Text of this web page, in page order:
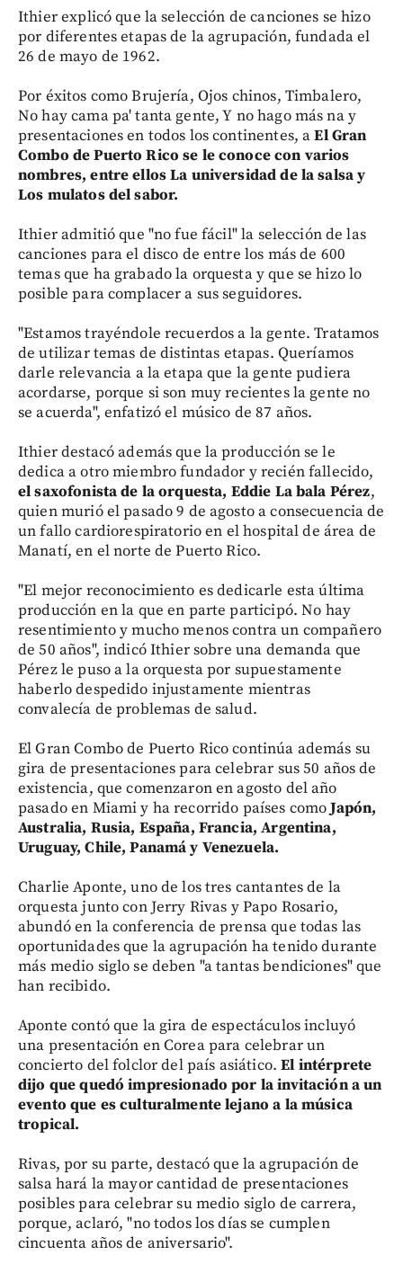
Ithier explicó que la selección de canciones se hizo
por diferentes etapas de la agrupación, fundada el
26 de mayo de 1962.
Por éxitos como Brujería, Ojos chinos, Timbalero,
No hay cama pa' tanta gente, Y no hago más na y
presentaciones en todos los continentes, aEl Gran
Combo de Puerto Rico se le conoce con varios
nombres, entre ellos La universidad de la salsa y
Los mulatos del sabor.
Ithier admitió que "no fue fácil" la selección de las
canciones para el disco de entre los más de 600
temas que ha grabado la orquesta y que se hizo lo
posible para complacer a sus seguidores.
"Estamos trayéndole recuerdos a la gente. Tratamos
de utilizar temas de distintas etapas. Queríamos
darle relevancia a la etapa que la gente pudiera
acordarse, porque si son muy recientes la gente no
se acuerda", enfatizó el músico de 87 años.
Ithier destacó además que la producción se le
dedica a otro miembro fundador y recién fallecido,
el saxofonista de la orquesta, Eddie La bala Pérez,
quien murió el pasado 9 de agosto a consecuencia de
un fallo cardiorespiratorio en el hospital de área de
Manatí, en el norte de Puerto Rico.
"El mejor reconocimiento es dedicarle esta última
producción en la que en parte participó. No hay
resentimiento y mucho menos contra un compañero
de 50 años", indicó Ithier sobre una demanda que
Pérez le puso a la orquesta por supuestamente
haberlo despedido injustamente mientras
convalecía de problemas de salud.
El Gran Combo de Puerto Rico continúa además su
gira de presentaciones para celebrar sus 50 años de
existencia, que comenzaron en agosto del año
pasado en Miami y ha recorrido países comoJapón,
Australia, Rusia, España, Francia, Argentina,
Uruguay, Chile, Panamá y Venezuela.
Charlie Aponte, uno de los tres cantantes de la
orquesta junto con Jerry Rivas y Papo Rosario,
abundó en la conferencia de prensa que todas las
oportunidades que la agrupación ha tenido durante
más medio siglo se deben "a tantas bendiciones" que
han recibido.
Aponte contó que la gira de espectáculos incluyó
una presentación en Corea para celebrar un
concierto del folclor del país asiático.El intérprete
dijo que quedó impresionado por la invitación a un
evento que es culturalmente lejano a la música
tropical.
Rivas, por su parte, destacó que la agrupación de
salsa hará la mayor cantidad de presentaciones
posibles para celebrar su medio siglo de carrera,
porque, aclaró, "no todos los días se cumplen
cincuenta años de aniversario".